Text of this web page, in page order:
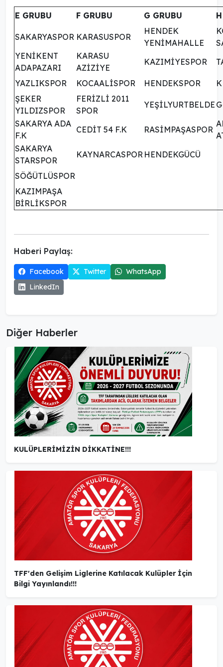
E GRUBU F GRUBU G GRUBU
SAKARYASPOR KARASUSPOR
HENDEK
YENİMAHALLE
YENİKENT
ADAPAZARI
KARASU
AZİZİYE
KAZIMİYESPOR
YAZLIKSPOR KOCAALİSPOR HENDEKSPOR
ŞEKER
YILDIZSPOR
FERİZLİ 2011
SPOR
YEŞİLYURTBELDE
SAKARYA ADA
F.K
CEDİT 54 F.K RASİMPAŞASPOR
SAKARYA
STARSPOR
KAYNARCASPOR HENDEKGÜCÜ
SÖĞÜTLÜSPOR
KAZIMPAŞA
BİRLİKSPOR
Haberi Paylaş:
Facebook Twitter
WhatsApp
LinkedIn
Diğer Haberler
KULÜPLERİMİZİN DİKKATİNE!!!
TFF'den Gelişim Liglerine Katılacak Kulüpler İçin
Bilgi Yayınlandı!!!